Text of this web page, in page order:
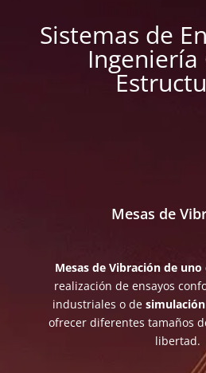
Sistemas de
Ingeniería
Mesas de
Mesas de Vibración de
realización de ensayos
industriales o de
ofrecer diferentes tamaños
libertad.